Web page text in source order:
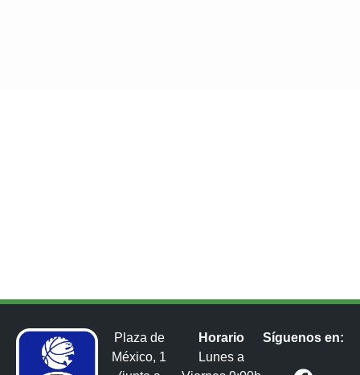
Plaza de
México, 1
Horario
Lunes a
Síguenos en: